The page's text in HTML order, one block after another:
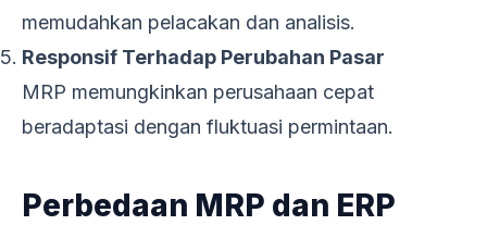
memudahkan pelacakan dan analisis.
Responsif Terhadap Perubahan Pasar
MRP memungkinkan perusahaan cepat
beradaptasi dengan fluktuasi permintaan.
Perbedaan MRP dan ERP